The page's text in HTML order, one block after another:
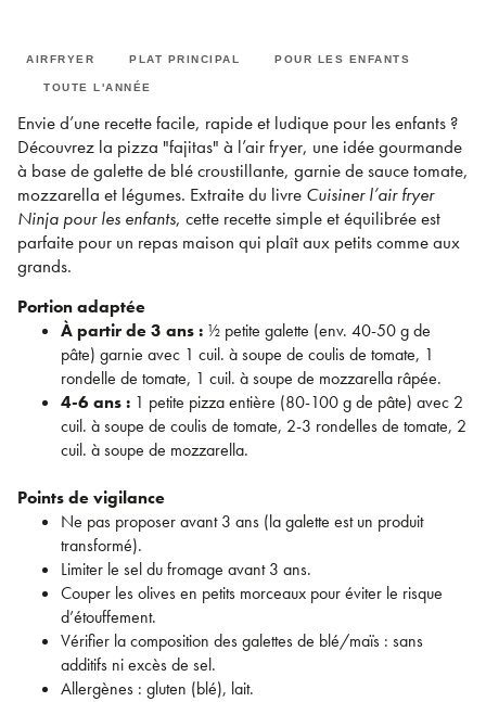
AIRFRYER PLAT PRINCIPAL POUR LES ENFANTS
TOUTE L'ANNÉE
Envie d’une recette facile, rapide et ludique pour les enfants ?
Découvrez la pizza "fajitas" à l’air fryer, une idée gourmande
à base de galette de blé croustillante, garnie de sauce tomate,
mozzarella et légumes. Extraite du livre Cuisiner l’air fryer
Ninja pour les enfants, cette recette simple et équilibrée est
parfaite pour un repas maison qui plaît aux petits comme aux
grands.
Portion adaptée
À partir de 3 ans : ½ petite galette (env. 40-50 g de
pâte) garnie avec 1 cuil. à soupe de coulis de tomate, 1
rondelle de tomate, 1 cuil. à soupe de mozzarella râpée.
4-6 ans : 1 petite pizza entière (80-100 g de pâte) avec 2
cuil. à soupe de coulis de tomate, 2-3 rondelles de tomate, 2
cuil. à soupe de mozzarella.
Points de vigilance
Ne pas proposer avant 3 ans (la galette est un produit
transformé).
Limiter le sel du fromage avant 3 ans.
Couper les olives en petits morceaux pour éviter le risque
d’étouffement.
Vérifier la composition des galettes de blé/maïs : sans
additifs ni excès de sel.
Allergènes : gluten (blé), lait.